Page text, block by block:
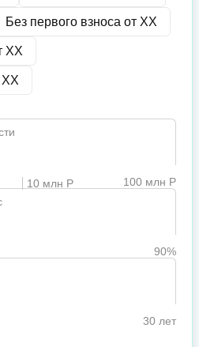
Без первого взноса от XX
XX
XX
10 млн Р
100 млн Р
90%
30 лет